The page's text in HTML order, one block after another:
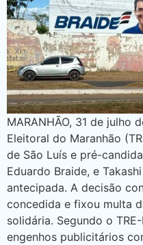
MARANHÃO, 31 de julho
Eleitoral do Maranhão
de São Luís e pré-
Eduardo Braide, e
antecipada. A decisão
concedida e fixou multa
solidária. Segundo o
engenhos publicitários